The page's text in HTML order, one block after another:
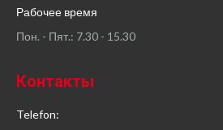
Рабочее время
Пон. - Пят.: 7.30 - 15.30
Контакты
Telefon: